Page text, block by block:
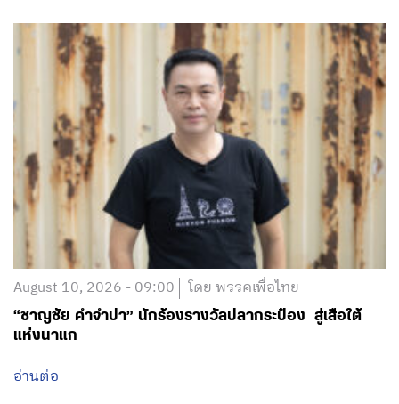
August 10, 2026 - 09:00 โดย พรรคเพื่อไทย
“ชาญชัย คำจำปา” นักร้องรางวัลปลากระป๋อง สู่เสือใต้
แห่งนาแก
อ่านต่อ